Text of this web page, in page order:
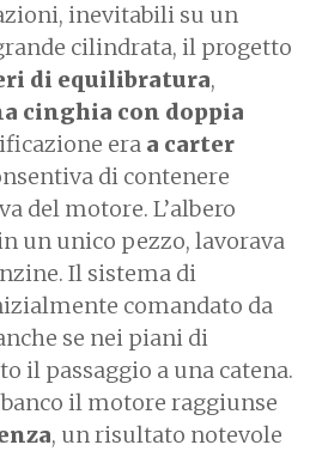
inevitabili su un
cilindrata, il progetto
di equilibratura,
cinghia con doppia
era a carter
di contenere
del motore. L’albero
un unico pezzo, lavorava
Il sistema di
comandato da
se nei piani di
il passaggio a una catena.
il motore raggiunse
, un risultato notevole